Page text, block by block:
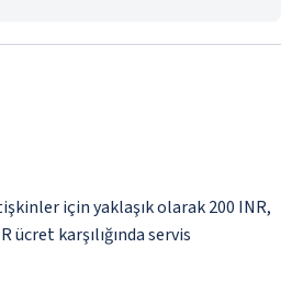
için yaklaşık olarak 200 INR,
ücret karşılığında servis